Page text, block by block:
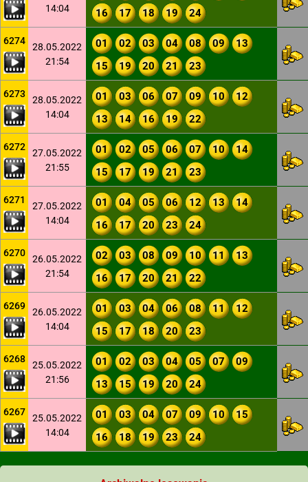
14:04
16
17 18 19 24
6274
28.05.2022
21:54
01 02 03 04 08 09
13
15
19 20 21 23
6273
28.05.2022
14:04
01 03 06 07 09 10
12
13
14 16 19 22
6272
27.05.2022
21:55
01 02 05 06 07 10
14
15
17 19 21 23
6271
27.05.2022
14:04
01 04 05 06 12 13
14
16
17 20 23 24
6270
26.05.2022
21:54
02 03 08 09 10 11
13
16
17 20 21 22
6269
26.05.2022
14:04
01 03 04 06 08 11
12
15
17 18 20 23
6268
25.05.2022
21:56
01 02 03 04 05 07
09
13
15 19 20 24
6267
25.05.2022
14:04
01 03 04 07 09 10
15
16
18 19 23 24